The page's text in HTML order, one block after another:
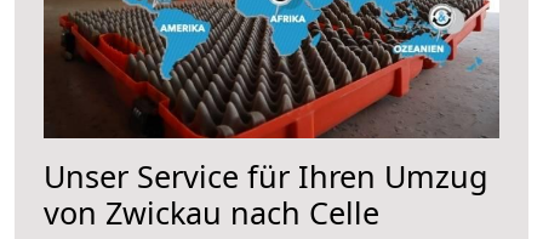
Unser Service für Ihren Umzug
von Zwickau nach Celle